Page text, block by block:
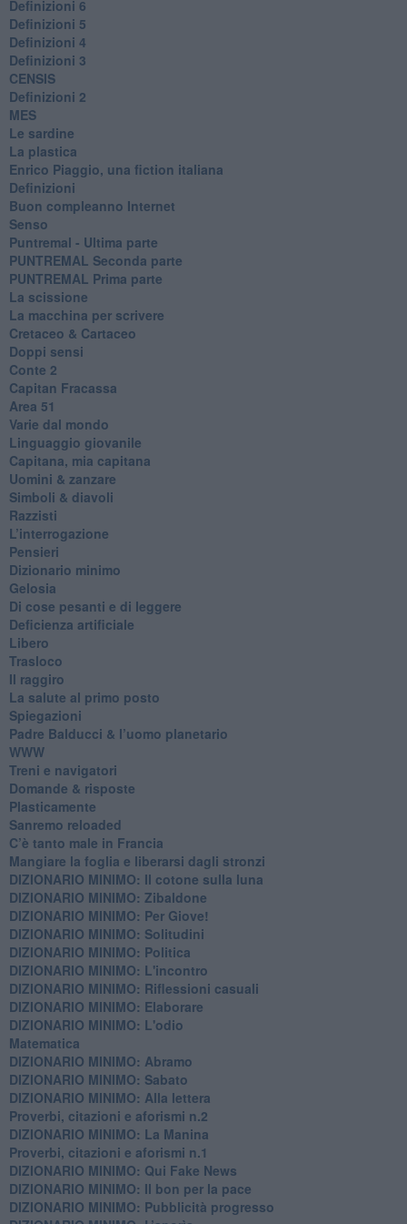
Definizioni 6
Definizioni 5
Definizioni 4
Definizioni 3
CENSIS
​Definizioni 2
MES
Le sardine
La plastica
​Enrico Piaggio, una fiction italiana
Definizioni
​Buon compleanno Internet
Senso
Puntremal - Ultima parte
PUNTREMAL Seconda parte
​PUNTREMAL Prima parte
La scissione
La macchina per scrivere
Cretaceo & Cartaceo
Doppi sensi
​Conte 2
​Capitan Fracassa
​Area 51
Varie dal mondo
​Linguaggio giovanile
​Capitana, mia capitana
Uomini & zanzare
​Simboli & diavoli
Razzisti
​L’interrogazione
Pensieri
​Dizionario minimo
Gelosia
Di cose pesanti e di leggere
​Deficienza artificiale
Libero
Trasloco
Il raggiro
​La salute al primo posto
Spiegazioni
Padre Balducci & l’uomo planetario
WWW
​Treni e navigatori
​Domande & risposte
​Plasticamente
Sanremo reloaded
C’è tanto male in Francia
​Mangiare la foglia e liberarsi dagli stronzi
DIZIONARIO MINIMO: Il cotone sulla luna
DIZIONARIO MINIMO: Zibaldone
DIZIONARIO MINIMO: Per Giove!
DIZIONARIO MINIMO: Solitudini
DIZIONARIO MINIMO: Politica
DIZIONARIO MINIMO: L'incontro
DIZIONARIO MINIMO: Riflessioni casuali
DIZIONARIO MINIMO: Elaborare
DIZIONARIO MINIMO: L'odio
​Matematica
DIZIONARIO MINIMO: Abramo
DIZIONARIO MINIMO: Sabato
​DIZIONARIO MINIMO: Alla lettera
Proverbi, citazioni e aforismi n.2
DIZIONARIO MINIMO: La Manina
​Proverbi, citazioni e aforismi n.1
DIZIONARIO MINIMO: Qui Fake News
DIZIONARIO MINIMO: ​Il bon per la pace
DIZIONARIO MINIMO: Pubblicità progresso